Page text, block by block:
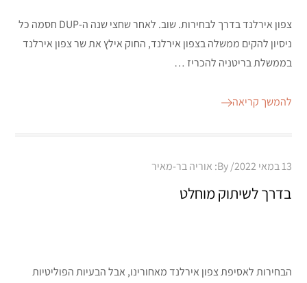
צפון אירלנד בדרך לבחירות. שוב. לאחר שחצי שנה ה-DUP חסמה כל
ניסיון להקים ממשלה בצפון אירלנד, החוק אילץ את שר צפון אירלנד
בממשלת בריטניה להכריז …
להמשך קריאה
Posted
13 במאי 2022 By: אוריה בר-מאיר
בדרך לשיתוק מוחלט
הבחירות לאסיפת צפון אירלנד מאחורינו, אבל הבעיות הפוליטיות